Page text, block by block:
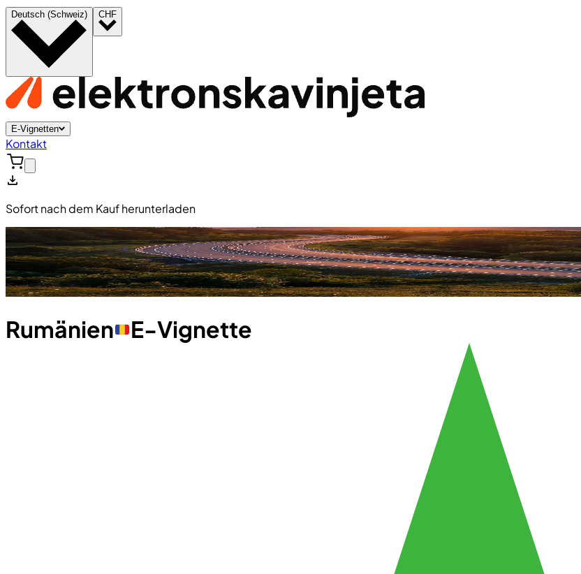
Deutsch (Schweiz) CHF
E-Vignetten
Kontakt
Sofort nach dem Kauf herunterladen
Rumänien E-Vignette